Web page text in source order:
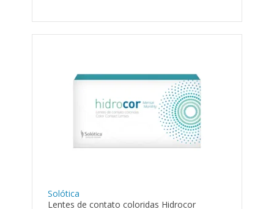
Solótica
Lentes de contato coloridas Hidrocor